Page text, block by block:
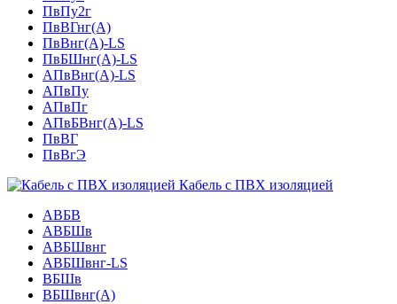
ПвПу2г
ПвВГнг(А)
ПвВнг(А)-LS
ПвБШнг(А)-LS
АПвВнг(А)-LS
АПвПу
АПвПг
АПвБВнг(А)-LS
ПвВГ
ПвВгЭ
Кабель с ПВХ изоляцией
АВБВ
АВБШв
АВБШвнг
АВБШвнг-LS
ВБШв
ВБШвнг(A)